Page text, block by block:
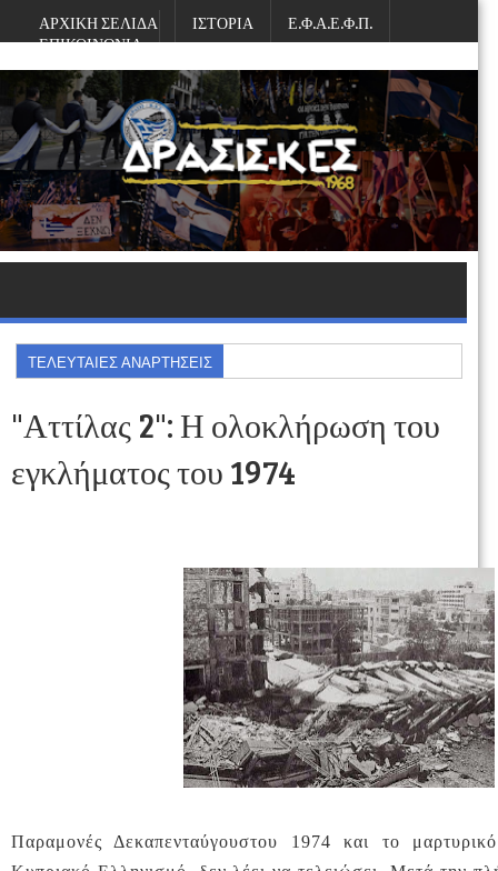
ΑΡΧΙΚΗ ΣΕΛΙΔΑ ΙΣΤΟΡΙΑ
Ε.Φ.Α.Ε.Φ.Π.
ΕΠΙΚΟΙΝΩΝΙΑ
Πέμπτη, Αυγούστου 06, 2026
ΤΕΛΕΥΤΑΙΕΣ ΑΝΑΡΤΗΣΕΙΣ
"Αττίλας 2": Η ολοκλήρωση του
εγκλήματος του 1974
Παραμονές Δεκαπενταύγουστου 1974 και το